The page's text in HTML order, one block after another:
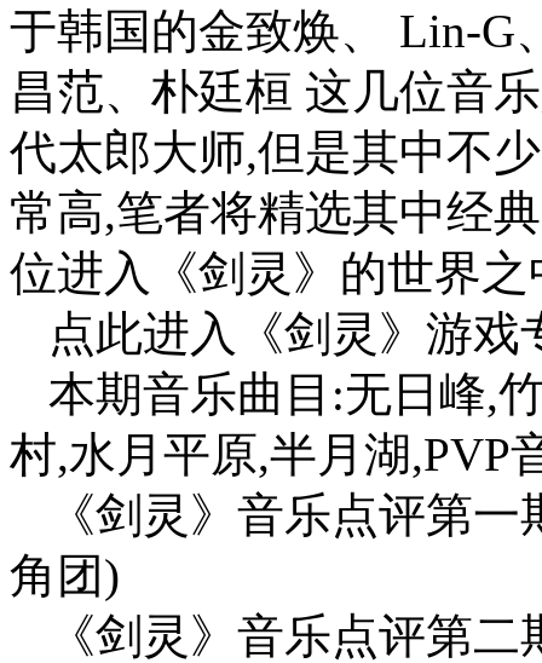
于韩国的金致焕、 Lin-G
昌范、朴廷桓 这几位音
代太郎大师,但是其中不
常高,笔者将精选其中经
位进入《剑灵》的世界之
点此进入《剑灵》游戏
本期音乐曲目:无日峰,
村,水月平原,半月湖,PVP
《剑灵》音乐点评第
角团)
《剑灵》音乐点评第